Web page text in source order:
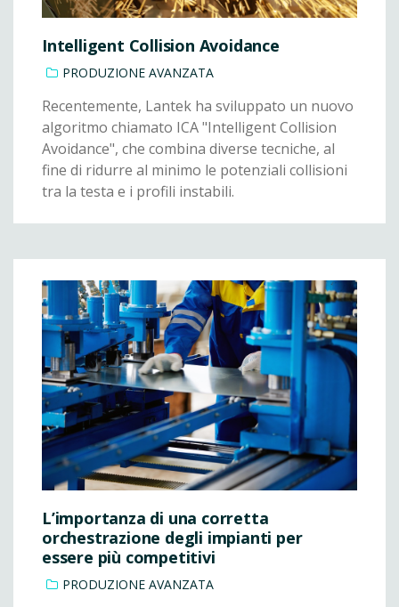
Intelligent Collision Avoidance
PRODUZIONE AVANZATA
Recentemente, Lantek ha sviluppato un nuovo
algoritmo chiamato ICA "Intelligent Collision
Avoidance", che combina diverse tecniche, al
fine di ridurre al minimo le potenziali collisioni
tra la testa e i profili instabili.
L’importanza di una corretta
orchestrazione degli impianti per
essere più competitivi
PRODUZIONE AVANZATA